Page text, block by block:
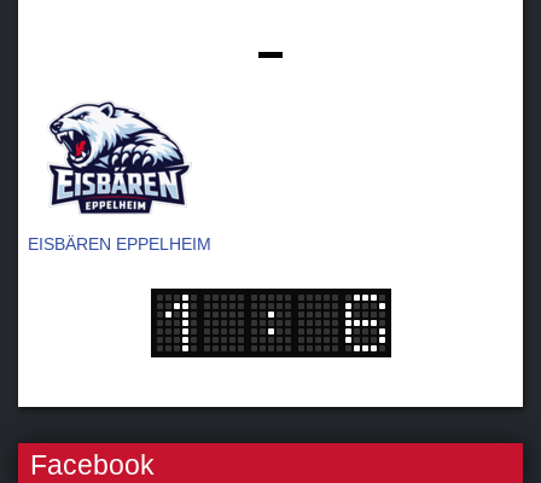
-
EISBÄREN EPPELHEIM
Facebook